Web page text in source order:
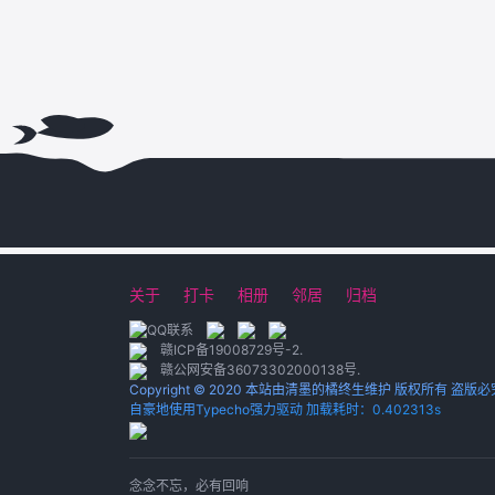
关于 打卡 相册 邻居 归档
赣ICP备19008729号-2.
赣公网安备36073302000138号.
Copyright © 2020 本站由清墨的橘终生维护 版权所有 盗版必
自豪地使用Typecho强力驱动 加载耗时：0.402313s
念念不忘，必有回响